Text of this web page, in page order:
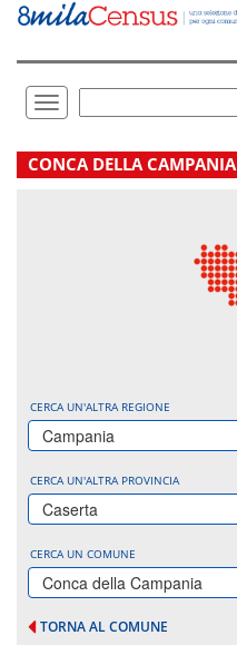
Vai
direttamente
Toggle
navigation
.
CONCA DELLA CAMPANIA
CERCA UN'ALTRA REGIONE
Campania
CERCA UN'ALTRA PROVINCIA
Caserta
CERCA UN COMUNE
Conca della Campania
TORNA AL COMUNE